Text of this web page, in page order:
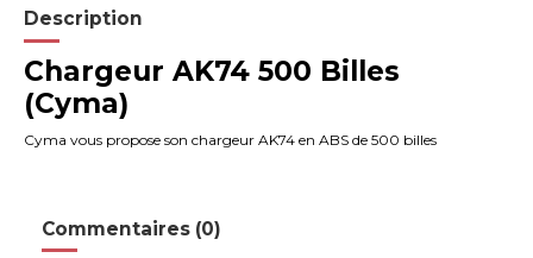
Description
Chargeur AK74 500 Billes
(Cyma)
Cyma vous propose son chargeur AK74 en ABS de 500 billes
Commentaires (0)